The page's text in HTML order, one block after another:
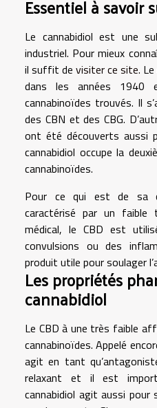
Essentiel à savoir
Le cannabidiol est une
industriel. Pour mieux
il suffit de visiter ce site.
dans les années
cannabinoïdes trouvés. Il
des CBN et des CBG.
ont été découverts aussi
cannabidiol occupe la
cannabinoïdes.
Pour ce qui est de sa
caractérisé par un faible
médical, le CBD est
convulsions ou des
produit utile pour soulager
Les propriétés
cannabidiol
Le CBD à une très faible
cannabinoïdes. Appelé
agit en tant
relaxant et il est
cannabidiol agit aussi pour